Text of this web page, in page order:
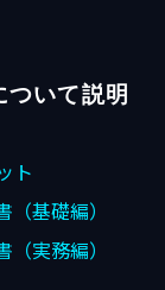
いて説明
ト
基礎編）
実務編）